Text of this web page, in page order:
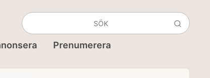
Prenumerera